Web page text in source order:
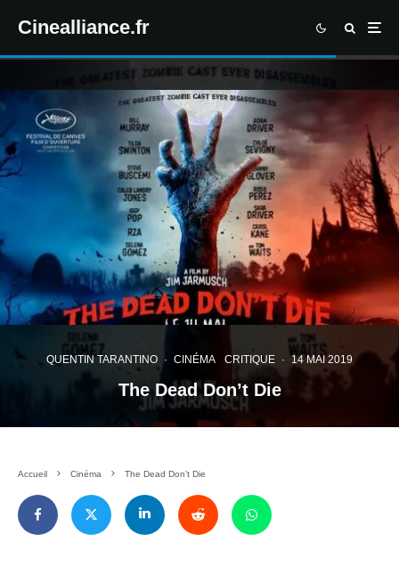
Cinealliance.fr
QUENTIN TARANTINO · CINÉMA CRITIQUE · 14 MAI 2019
The Dead Don’t Die
Accueil Cinéma The Dead Don’t Die